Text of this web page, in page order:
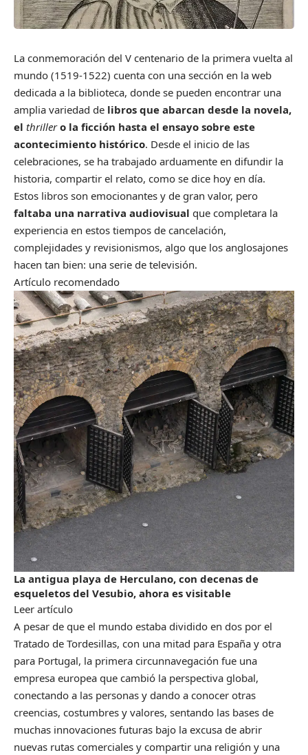
La conmemoración del V centenario de la primera vuelta al
mundo (1519-1522) cuenta con una sección en la web
dedicada a la biblioteca, donde se pueden encontrar una
amplia variedad de libros que abarcan desde la novela,
el thrillero la ficción hasta el ensayo sobre este
acontecimiento histórico. Desde el inicio de las
celebraciones, se ha trabajado arduamente en difundir la
historia, compartir el relato, como se dice hoy en día.
Estos libros son emocionantes y de gran valor, pero
faltaba una narrativa audiovisual que completara la
experiencia en estos tiempos de cancelación,
complejidades y revisionismos, algo que los anglosajones
hacen tan bien: una serie de televisión.
Artículo recomendado
La antigua playa de Herculano, con decenas de
esqueletos del Vesubio, ahora es visitable
Leer artículo
A pesar de que el mundo estaba dividido en dos por el
Tratado de Tordesillas, con una mitad para España y otra
para Portugal, la primera circunnavegación fue una
empresa europea que cambió la perspectiva global,
conectando a las personas y dando a conocer otras
creencias, costumbres y valores, sentando las bases de
muchas innovaciones futuras bajo la excusa de abrir
nuevas rutas comerciales y compartir una religión y una